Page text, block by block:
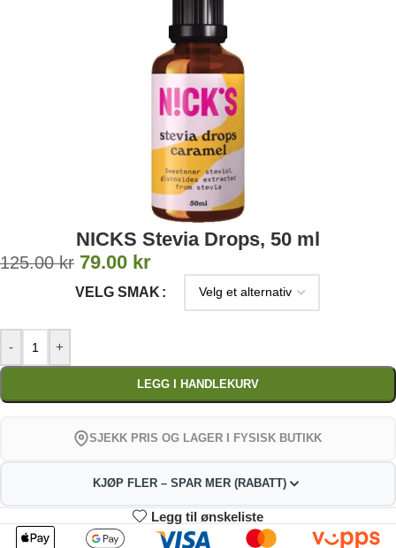
NICKS Stevia Drops, 50 ml
125.00kr 79.00 kr
VELG SMAK
- +
LEGG I HANDLEKURV
SJEKK PRIS OG LAGER I FYSISK BUTIKK
KJØP FLER – SPAR MER (RABATT)
2
78.21
kr
3-4
77.42
Legg til ønskeliste